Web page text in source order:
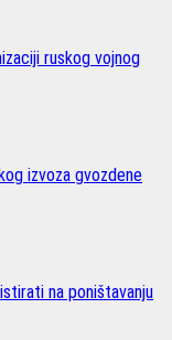
ruskog vojnog
izvoza gvozdene
na poništavanju